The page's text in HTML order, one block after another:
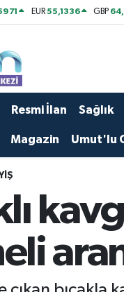
EUR55,1336 GBP
Resmi İlan Sağlık
Magazin Umut'lu